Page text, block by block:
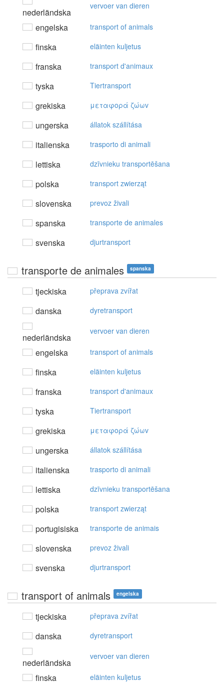
nederländska
vervoer van dieren
engelska transport of animals
finska eläinten kuljetus
franska transport d'animaux
tyska Tiertransport
grekiska μεταφoρά ζώωv
ungerska állatok szállítása
italienska trasporto di animali
lettiska dzīvnieku transportēšana
polska transport zwierząt
slovenska prevoz živali
spanska transporte de animales
svenska djurtransport
transporte de animales spanska
tjeckiska přeprava zvířat
danska dyretransport
nederländska
vervoer van dieren
engelska transport of animals
finska eläinten kuljetus
franska transport d'animaux
tyska Tiertransport
grekiska μεταφoρά ζώωv
ungerska állatok szállítása
italienska trasporto di animali
lettiska dzīvnieku transportēšana
polska transport zwierząt
portugisiska transporte de animais
slovenska prevoz živali
svenska djurtransport
transport of animals engelska
tjeckiska přeprava zvířat
danska dyretransport
nederländska
vervoer van dieren
finska eläinten kuljetus